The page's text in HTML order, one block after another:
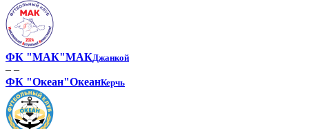
ФК "МАК"МАКДжанкой
– –
ФК "Океан"ОкеанКерчь